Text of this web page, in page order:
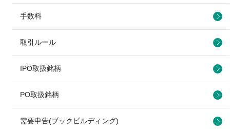
手数料
取引ルール
IPO取扱銘柄
PO取扱銘柄
需要申告(ブックビルディング)